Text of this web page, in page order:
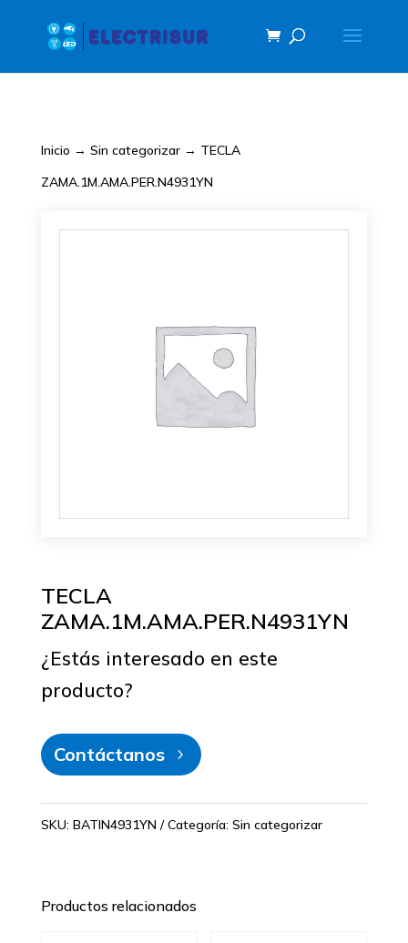
Inicio → Sin categorizar→ TECLA
ZAMA.1M.AMA.PER.N4931YN
TECLA
ZAMA.1M.AMA.PER.N4931YN
¿Estás interesado en este
producto?
Contáctanos
SKU: BATIN4931YN Categoría: Sin categorizar
Productos relacionados